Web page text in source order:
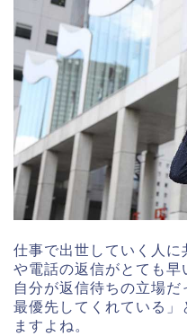
仕事で出世していく人
や電話の返信がとても早
自分が返信待ちの立場
最優先してくれている」
ますよね。